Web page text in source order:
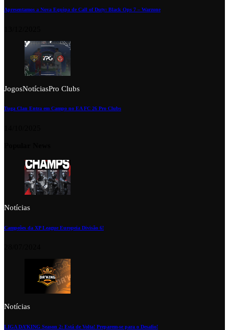
Apresentamos a Nova Equipa de Call of Duty: Black Ops 7 – Warzone
JogosNotíciasPro Clubs
Tuga Clan Entra em Campo no EA FC 26 Pro Clubs
Notícias
Campeões da XP League Europeia Divisão 6!
Notícias
LIGA DA’KING Season 2: Está de Volta! Preparem-se para o Desafio!